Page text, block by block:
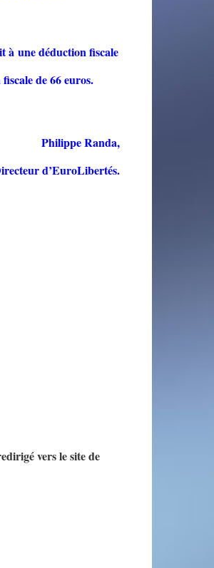
à une déduction fiscale
de 66 euros.
Philippe Randa,
d’EuroLibertés.
vers le site de